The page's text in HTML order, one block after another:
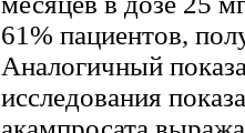
61% пациентов,
Аналогичный
исследования